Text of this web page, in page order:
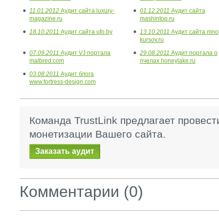
11.01.2012 Аудит сайта luxury-
magazine.ru
01.12.2011 Аудит сайта
mashintop.ru
18.10.2011 Аудит сайта ufo.by 13.10.2011 Аудит сайта
kursov.ru
07.09.2011 Аудит VJ портала
malbred.com
29.08.2011 Аудит портала о
пчелах honeylake.ru
03.08.2011 Аудит блога
www.fortress-design.com
Команда TrustLink предлагает
монетизации Вашего сайта.
Заказать аудит
Комментарии (0)